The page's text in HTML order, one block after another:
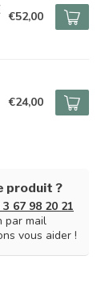
€52,00
€24,00
produit ?
3 67 98 20 21
par mail
vous aider !